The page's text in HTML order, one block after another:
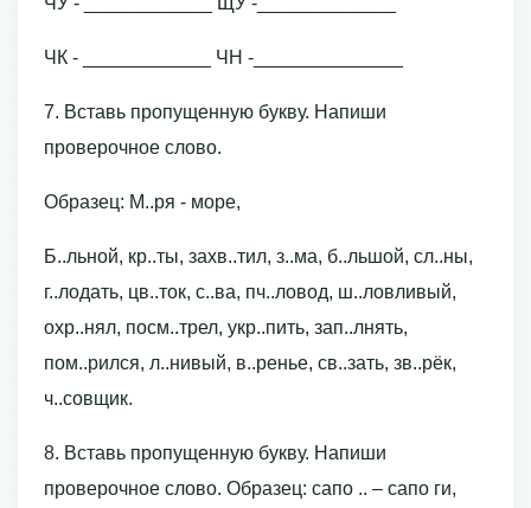
ЧК - ____________ ЧН -______________
7. Вставь пропущенную букву. Напиши
проверочное слово.
Образец: М..ря - море,
Б..льной, кр..ты, захв..тил, з..ма, б..льшой, сл..ны,
г..лодать, цв..ток, с..ва, пч..ловод, ш..ловливый,
охр..нял, посм..трел, укр..пить, зап..лнять,
пом..рился, л..нивый, в..ренье, св..зать, зв..рёк,
ч..совщик.
8. Вставь пропущенную букву. Напиши
проверочное слово. Образец: сапо .. – сапо ги,